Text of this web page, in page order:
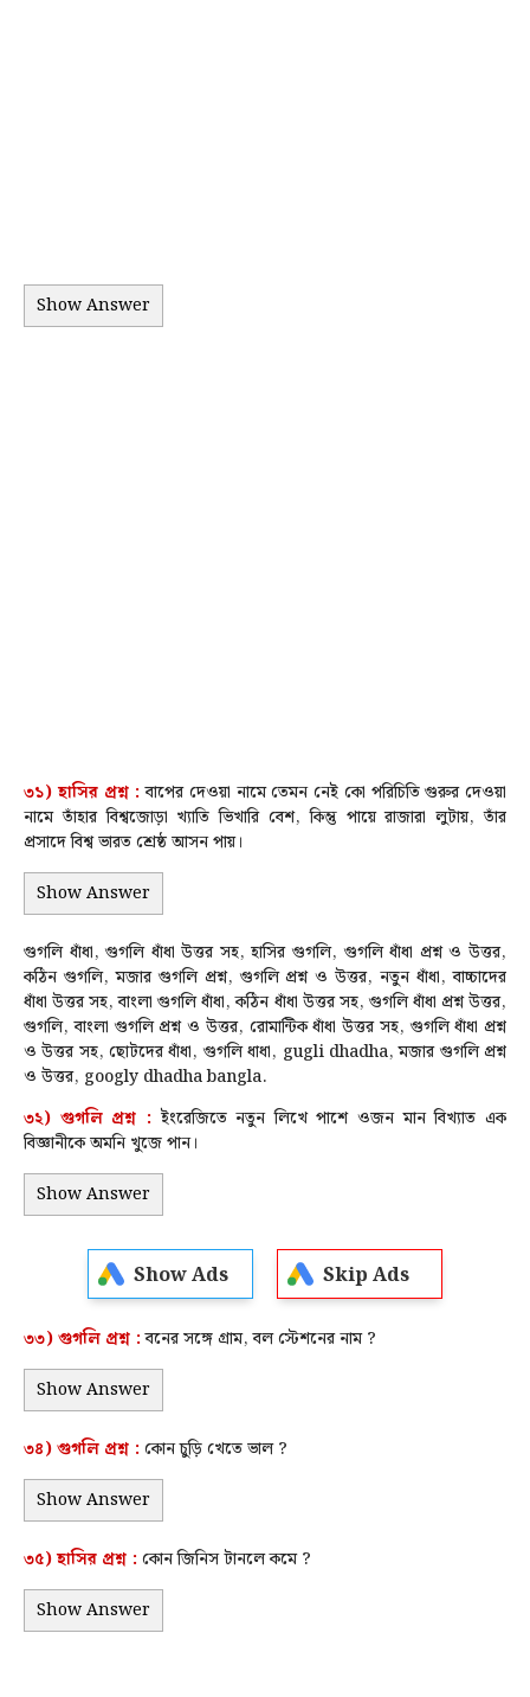
Show Answer
৩১)হাসির প্রশ্ন : বাপের দেওয়া নামে তেমন নেই কো পরিচিতি গুরুর দেওয়া
নামে তাঁহার বিশ্বজোড়া খ্যাতি ভিখারি বেশ, কিন্তু পায়ে রাজারা লুটায়, তাঁর
প্রসাদে বিশ্ব ভারত শ্রেষ্ঠ আসন পায়।
Show Answer
গুগলি ধাঁধা, গুগলি ধাঁধা উত্তর সহ, হাসির গুগলি, গুগলি ধাঁধা প্রশ্ন ও উত্তর,
কঠিন গুগলি, মজার গুগলি প্রশ্ন, গুগলি প্রশ্ন ও উত্তর, নতুন ধাঁধা, বাচ্চাদের
ধাঁধা উত্তর সহ, বাংলা গুগলি ধাঁধা, কঠিন ধাঁধা উত্তর সহ, গুগলি ধাঁধা প্রশ্ন উত্তর,
গুগলি, বাংলা গুগলি প্রশ্ন ও উত্তর, রোমান্টিক ধাঁধা উত্তর সহ, গুগলি ধাঁধা প্রশ্ন
ও উত্তর সহ, ছোটদের ধাঁধা, গুগলি ধাধা, gugli dhadha, মজার গুগলি প্রশ্ন
ও উত্তর, googly dhadha bangla.
৩২) গুগলি প্রশ্ন : ইংরেজিতে নতুন লিখে পাশে ওজন মান বিখ্যাত এক
বিজ্ঞানীকে অমনি খুজে পান।
Show Answer
Show Ads Skip Ads
৩৩) গুগলি প্রশ্ন : বনের সঙ্গে গ্রাম, বল স্টেশনের নাম ?
Show Answer
৩৪) গুগলি প্রশ্ন : কোন চুড়ি খেতে ভাল ?
Show Answer
৩৫)হাসির প্রশ্ন : কোন জিনিস টানলে কমে ?
Show Answer